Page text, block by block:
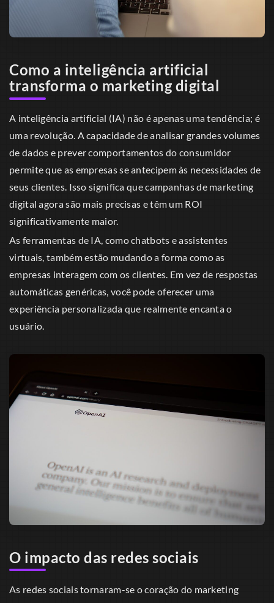
Como a inteligência artificial
transforma o marketing digital
A inteligência artificial (IA) não é apenas uma tendência; é
uma revolução. A capacidade de analisar grandes volumes
de dados e prever comportamentos do consumidor
permite que as empresas se antecipem às necessidades de
seus clientes. Isso significa que campanhas de marketing
digital agora são mais precisas e têm um ROI
significativamente maior.
As ferramentas de IA, como chatbots e assistentes
virtuais, também estão mudando a forma como as
empresas interagem com os clientes. Em vez de respostas
automáticas genéricas, você pode oferecer uma
experiência personalizada que realmente encanta o
usuário.
O impacto das redes sociais
As redes sociais tornaram-se o coração do marketing